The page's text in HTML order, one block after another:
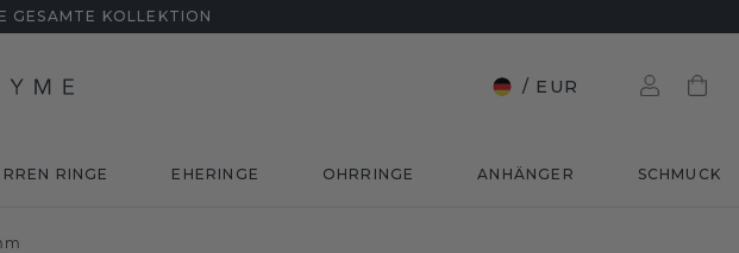
GESAMTE KOLLEKTION
/ EUR
RINGE EHERINGE OHRRINGE ANHÄNGER SCHMUCK